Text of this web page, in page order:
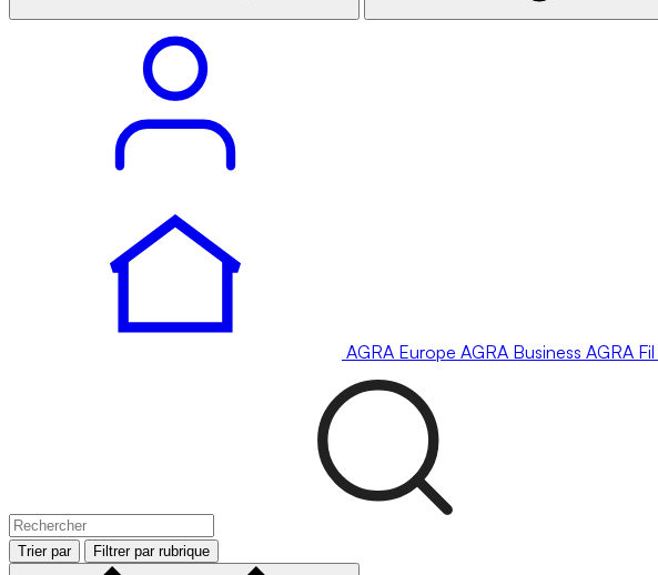
AGRA Europe AGRA Business AGRA Fil
Trier par Filtrer par rubrique